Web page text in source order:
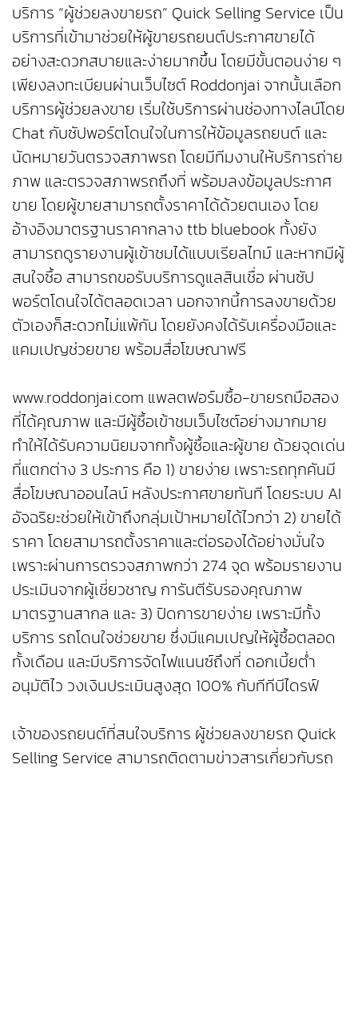
บริการ “ผู้ช่วยลงขายรถ” Quick Selling Service เป็น
บริการที่เข้ามาช่วยให้ผู้ขายรถยนต์ประกาศขายได้
อย่างสะดวกสบายและง่ายมากขึ้น โดยมีขั้นตอนง่าย ๆ
เพียงลงทะเบียนผ่านเว็บไซต์ Roddonjai จากนั้นเลือก
บริการผู้ช่วยลงขาย เริ่มใช้บริการผ่านช่องทางไลน์โดย
Chat กับซัปพอร์ตโดนใจในการให้ข้อมูลรถยนต์ และ
นัดหมายวันตรวจสภาพรถ โดยมีทีมงานให้บริการถ่าย
ภาพ และตรวจสภาพรถถึงที่ พร้อมลงข้อมูลประกาศ
ขาย โดยผู้ขายสามารถตั้งราคาได้ด้วยตนเอง โดย
อ้างอิงมาตรฐานราคากลาง ttb bluebook ทั้งยัง
สามารถดูรายงานผู้เข้าชมได้แบบเรียลไทม์ และหากมีผู้
สนใจซื้อ สามารถขอรับบริการดูแลสินเชื่อ ผ่านซัป
พอร์ตโดนใจได้ตลอดเวลา นอกจากนี้การลงขายด้วย
ตัวเองก็สะดวกไม่แพ้กัน โดยยังคงได้รับเครื่องมือและ
แคมเปญช่วยขาย พร้อมสื่อโฆษณาฟรี
www.roddonjai.com แพลตฟอร์มซื้อ-ขายรถมือสอง
ที่ได้คุณภาพ และมีผู้ซื้อเข้าชมเว็บไซต์อย่างมากมาย
ทำให้ได้รับความนิยมจากทั้งผู้ซื้อและผู้ขาย ด้วยจุดเด่น
ที่แตกต่าง 3 ประการ คือ 1) ขายง่าย เพราะรถทุกคันมี
สื่อโฆษณาออนไลน์ หลังประกาศขายทันที โดยระบบ AI
อัจฉริยะช่วยให้เข้าถึงกลุ่มเป้าหมายได้ไวกว่า 2) ขายได้
ราคา โดยสามารถตั้งราคาและต่อรองได้อย่างมั่นใจ
เพราะผ่านการตรวจสภาพกว่า 274 จุด พร้อมรายงาน
ประเมินจากผู้เชี่ยวชาญ การันตีรับรองคุณภาพ
มาตรฐานสากล และ 3) ปิดการขายง่าย เพราะมีทั้ง
บริการ รถโดนใจช่วยขาย ซึ่งมีแคมเปญให้ผู้ซื้อตลอด
ทั้งเดือน และมีบริการจัดไฟแนนซ์ถึงที่ ดอกเบี้ยต่ำ
อนุมัติไว วงเงินประเมินสูงสุด 100% กับทีทีบีไดรฟ์
เจ้าของรถยนต์ที่สนใจบริการ ผู้ช่วยลงขายรถ Quick
Selling Service สามารถติดตามข่าวสารเกี่ยวกับรถ